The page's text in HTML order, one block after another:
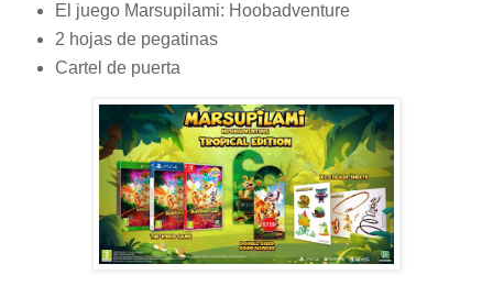
El juego Marsupilami: Hoobadventure
2 hojas de pegatinas
Cartel de puerta